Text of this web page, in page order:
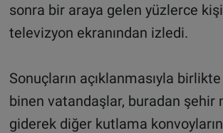
sonra bir araya gelen yüzlerce
televizyon ekranından izledi.
Sonuçların açıklanmasıyla
binen vatandaşlar, buradan şehir
giderek diğer kutlama